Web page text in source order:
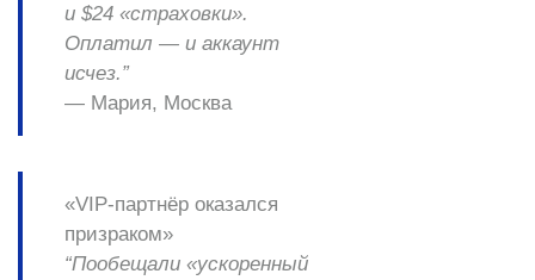
и $24 «страховки».
Оплатил — и аккаунт
исчез.”
— Мария, Москва
«VIP-партнёр оказался
призраком»
“Пообещали «ускоренный